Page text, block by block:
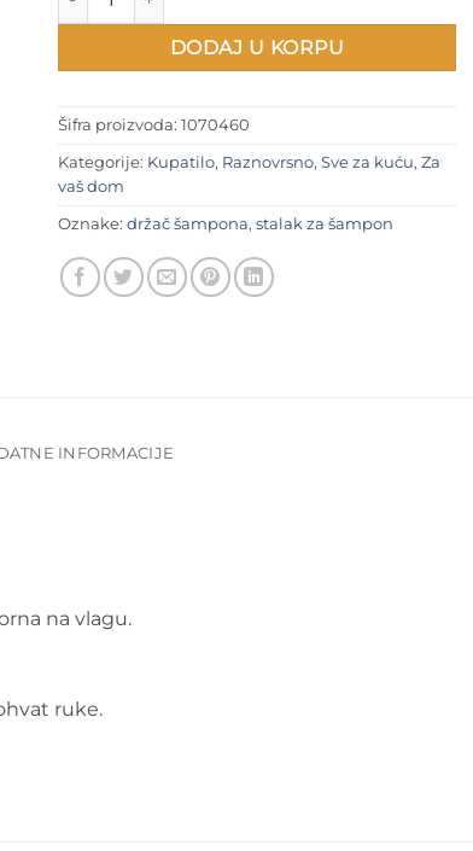
DODAJ U KORPU
Šifra proizvoda: 1070460
Kategorije: Kupatilo, Raznovrsno, Sve za kuću, Za
vaš dom
Oznake: držač šampona, stalak za šampon
INFORMACIJE
na vlagu.
ruke.